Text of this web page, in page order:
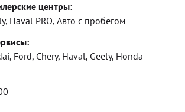
центры:
Haval PRO, Авто с пробегом
Ford, Chery, Haval, Geely, Honda